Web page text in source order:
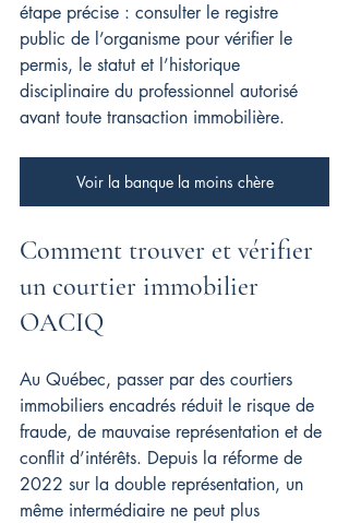
étape précise : consulter le registre
public de l’organisme pour vérifier le
permis, le statut et l’historique
disciplinaire du professionnel autorisé
avant toute transaction immobilière.
Voir la banque la moins chère
Comment trouver et vérifier
un courtier immobilier
OACIQ
Au Québec, passer par des courtiers
immobiliers encadrés réduit le risque de
fraude, de mauvaise représentation et de
conflit d’intérêts. Depuis la réforme de
2022 sur la double représentation, un
même intermédiaire ne peut plus